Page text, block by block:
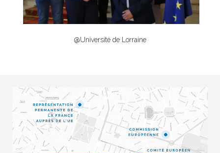
@Université de Lorraine